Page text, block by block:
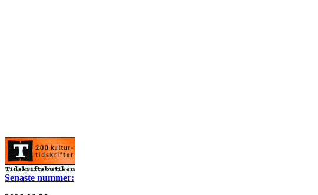
Senaste nummer: